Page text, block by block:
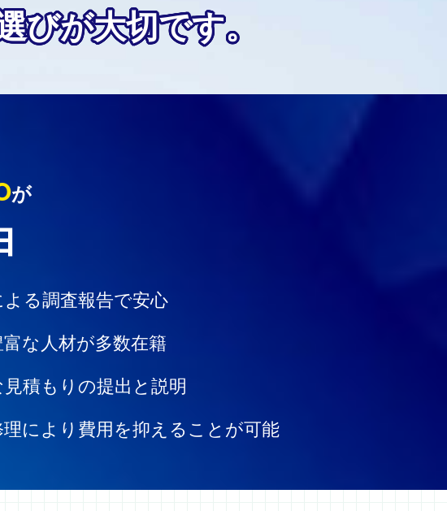
びが大切です。
が
る調査報告で安心
な人材が多数在籍
積もりの提出と説明
により費用を抑えることが可能